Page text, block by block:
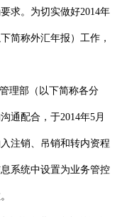
求。为切实做好2014年
简称外汇年报）工作，
理部（以下简称各分
通配合，于2014年5月
注销、吊销和转内资程
系统中设置为业务管控